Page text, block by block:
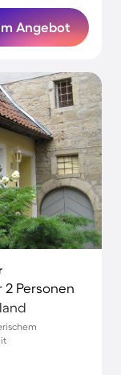
Angebot
Personen